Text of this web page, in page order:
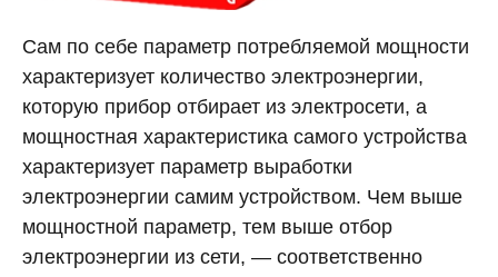
Сам по себе параметр потребляемой мощности
характеризует количество электроэнергии,
которую прибор отбирает из электросети, а
мощностная характеристика самого устройства
характеризует параметр выработки
электроэнергии самим устройством. Чем выше
мощностной параметр, тем выше отбор
электроэнергии из сети, — соответственно